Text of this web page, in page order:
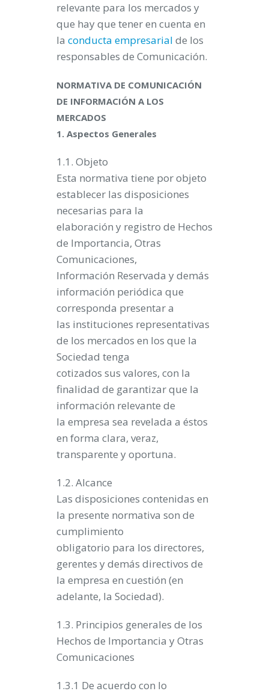
relevante para los mercados y
que hay que tener en cuenta en
la conducta empresarial de los
responsables de Comunicación.
NORMATIVA DE COMUNICACIÓN
DE INFORMACIÓN A LOS
MERCADOS
1. Aspectos Generales
1.1. Objeto
Esta normativa tiene por objeto
establecer las disposiciones
necesarias para la
elaboración y registro de Hechos
de Importancia, Otras
Comunicaciones,
Información Reservada y demás
información periódica que
corresponda presentar a
las instituciones representativas
de los mercados en los que la
Sociedad tenga
cotizados sus valores, con la
finalidad de garantizar que la
información relevante de
la empresa sea revelada a éstos
en forma clara, veraz,
transparente y oportuna.
1.2. Alcance
Las disposiciones contenidas en
la presente normativa son de
cumplimiento
obligatorio para los directores,
gerentes y demás directivos de
la empresa en cuestión (en
adelante, la Sociedad).
1.3. Principios generales de los
Hechos de Importancia y Otras
Comunicaciones
1.3.1 De acuerdo con lo